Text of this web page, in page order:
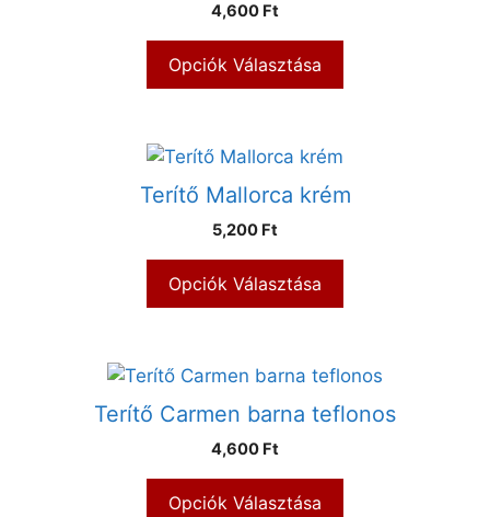
4,600 Ft
Opciók Választása
Terítő Mallorca krém
5,200 Ft
Opciók Választása
Terítő Carmen barna teflonos
4,600 Ft
Opciók Választása